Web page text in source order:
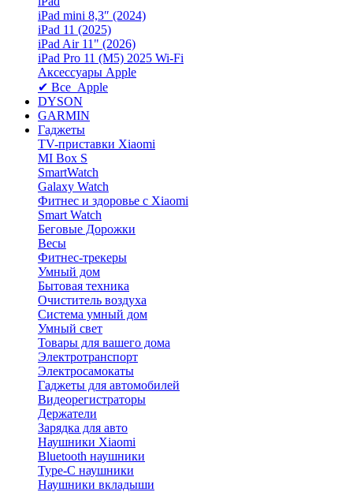
iPad mini 8,3″ (2024)
iPad 11 (2025)
iPad Air 11" (2026)
iPad Pro 11 (M5) 2025 Wi-Fi
Аксессуары Apple
✔ Все Apple
DYSON
GARMIN
Гаджеты
TV-приставки Xiaomi
MI Box S
SmartWatch
Galaxy Watch
Фитнес и здоровье с Xiaomi
Smart Watch
Беговые Дорожки
Весы
Фитнес-трекеры
Умный дом
Бытовая техника
Очиститель воздуха
Система умный дом
Умный свет
Товары для вашего дома
Электротранспорт
Электросамокаты
Гаджеты для автомобилей
Видеорегистраторы
Держатели
Зарядка для авто
Наушники Xiaomi
Bluetooth наушники
Type-C наушники
Наушники вкладыши